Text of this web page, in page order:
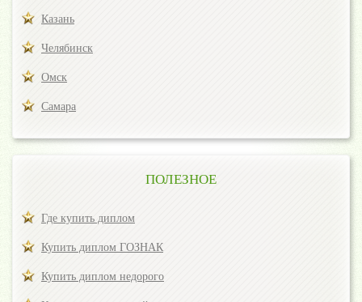
Казань
Челябинск
Омск
Самара
ПОЛЕЗНОЕ
Где купить диплом
Купить диплом ГОЗНАК
Купить диплом недорого